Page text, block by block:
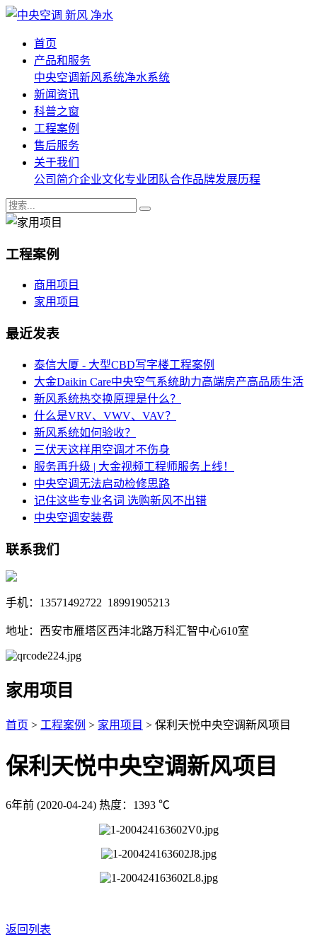
首页
产品和服务
中央空调新风系统净水系统
新闻资讯
科普之窗
工程案例
售后服务
关于我们
公司简介企业文化专业团队合作品牌发展历程
工程案例
商用项目
家用项目
最近发表
泰信大厦 - 大型CBD写字楼工程案例
大金Daikin Care中央空气系统助力高端房产高品质生活
新风系统热交换原理是什么？
什么是VRV、VWV、VAV？
新风系统如何验收？
三伏天这样用空调才不伤身
服务再升级 | 大金视频工程师服务上线！
中央空调无法启动检修思路
记住这些专业名词 选购新风不出错
中央空调安装费
联系我们
手机：13571492722 18991905213
地址：西安市雁塔区西沣北路万科汇智中心610室
家用项目
首页 > 工程案例 > 家用项目 > 保利天悦中央空调新风项目
保利天悦中央空调新风项目
6年前 (2020-04-24) 热度：1393 ℃
返回列表